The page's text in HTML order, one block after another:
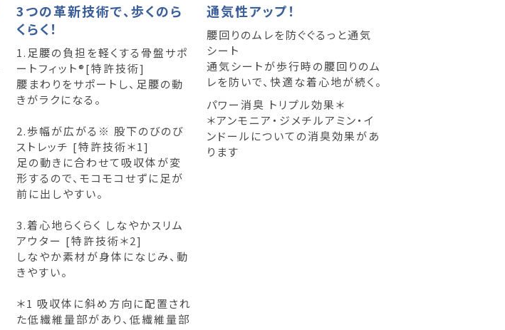
3つの革新技術で、歩くのら
くらく！
1.足腰の負担を軽くする骨盤サポ
ートフィット®[特許技術]
腰まわりをサポートし、足腰の動
きがラクになる。
2.歩幅が広がる※ 股下のびのび
ストレッチ [特許技術＊1]
足の動きに合わせて吸収体が変
形するので、モコモコせずに足が
前に出しやすい。
3.着心地らくらく しなやかスリム
アウター [特許技術＊2]
しなやか素材が身体になじみ、動
きやすい。
＊1 吸収体に斜め方向に配置され
た低繊維量部があり、低繊維量部
通気性アップ！
腰回りのムレを防ぐぐるっと通気
シート
通気シートが歩行時の腰回りのム
レを防いで、快適な着心地が続く。
パワー消臭 トリプル効果＊
＊アンモニア・ジメチルアミン・イ
ンドールについての消臭効果があ
ります